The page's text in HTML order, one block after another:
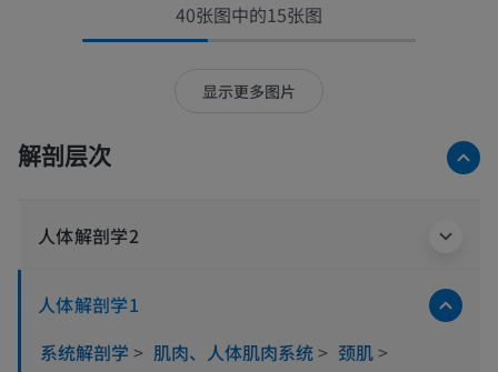
40张图中的15张图
显示更多图片
解剖层次
人体解剖学2
人体解剖学1
系统解剖学 > 肌肉、人体肌肉系统> 颈肌>